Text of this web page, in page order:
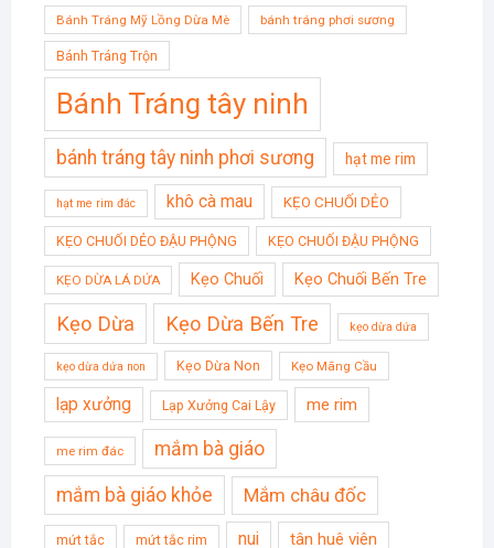
Bánh Tráng Mỹ Lồng Dừa Mè bánh tráng phơi sương
Bánh Tráng Trộn
Bánh Tráng tây ninh
bánh tráng tây ninh phơi sương hạt me rim
hạt me rim đác khô cà mau KẸO CHUỐI DẺO
KẸO CHUỐI DẺO ĐẬU PHỘNG KẸO CHUỐI ĐẬU PHỘNG
KẸO DỪA LÁ DỨA Kẹo Chuối Kẹo Chuối Bến Tre
Kẹo Dừa Kẹo Dừa Bến Tre kẹo dừa dứa
kẹo dừa dứa non Kẹo Dừa Non Kẹo Mãng Cầu
lạp xưởng Lạp Xưởng Cai Lậy me rim
me rim đác mắm bà giáo
mắm bà giáo khỏe Mắm châu đốc
mứt tắc mứt tắc rim nui tân huê viên